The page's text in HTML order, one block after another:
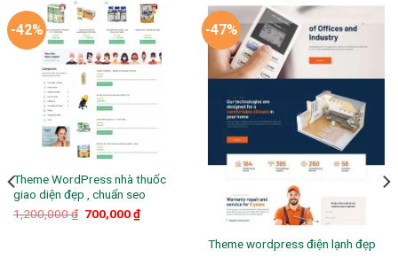
-42%
Theme WordPress nhà thuốc
giao diện đẹp , chuẩn seo
1,200,000₫ Giá
700,000₫Giá
hiện
-47%
Theme wordpress điện lạnh đẹp